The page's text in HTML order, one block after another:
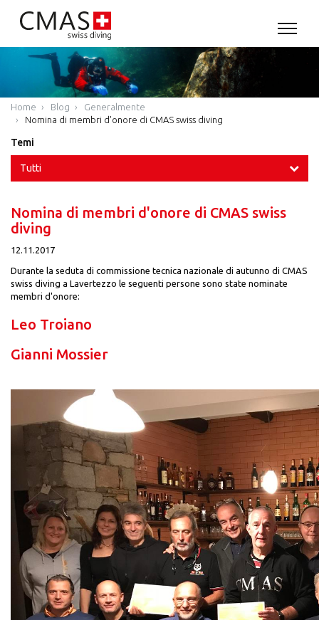
Home Blog
Generalmente
Nomina di membri d'onore di CMAS swiss diving
Temi
Tutti
Nomina di membri d'onore di CMAS swiss
diving
12.11.2017
Durante la seduta di commissione tecnica nazionale di autunno di CMAS
swiss diving a Lavertezzo le seguenti persone sono state nominate
membri d'onore:
Leo Troiano
Gianni Mossier